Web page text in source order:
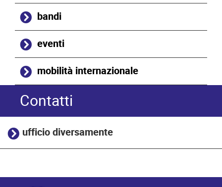
bandi
eventi
mobilità internazionale
Contatti
ufficio diversamente